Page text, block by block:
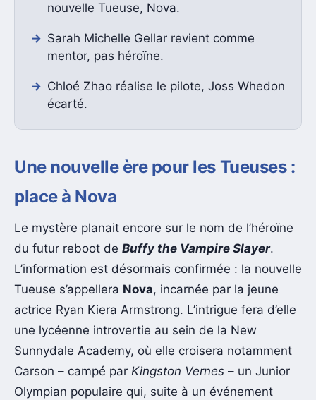
nouvelle Tueuse, Nova.
Sarah Michelle Gellar revient comme
mentor, pas héroïne.
Chloé Zhao réalise le pilote, Joss Whedon
écarté.
Une nouvelle ère pour les Tueuses :
place à Nova
Le mystère planait encore sur le nom de l’héroïne
du futur reboot de Buffy the Vampire Slayer.
L’information est désormais confirmée : la nouvelle
Tueuse s’appellera Nova, incarnée par la jeune
actrice Ryan Kiera Armstrong. L’intrigue fera d’elle
une lycéenne introvertie au sein de la New
Sunnydale Academy, où elle croisera notamment
Carson – campé par Kingston Vernes – un Junior
Olympian populaire qui, suite à un événement